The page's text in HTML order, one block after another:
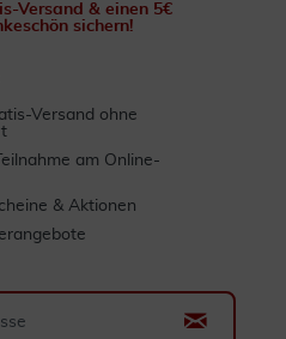
Versand & einen 5€
sichern!
Versand ohne
am Online-
& Aktionen